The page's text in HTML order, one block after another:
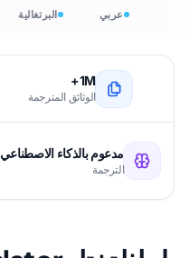
عربي البرتغالية
1M+
الوثائق المترجمة
مدعوم بالذكاء الاصطناعي
الترجمة